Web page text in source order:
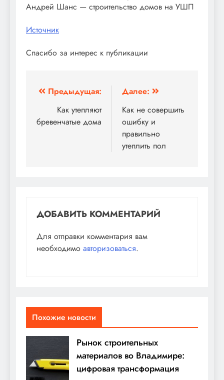
Андрей Шанс — строительство домов на УШП
Источник
Спасибо за интерес к публикации
Навигация
записям
Предыдущая:
Как утепляют
бревенчатые дома
Далее:
Как не совершить
ошибку и
правильно
утеплить пол
ДОБАВИТЬ КОММЕНТАРИЙ
Для отправки комментария вам
необходимо авторизоваться.
Похожие новости
Рынок строительных
материалов во Владимире:
цифровая трансформация